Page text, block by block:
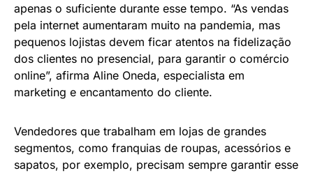
apenas o suficiente durante esse tempo. “As vendas
pela internet aumentaram muito na pandemia, mas
pequenos lojistas devem ficar atentos na fidelização
dos clientes no presencial, para garantir o comércio
online”, afirma Aline Oneda, especialista em
marketing e encantamento do cliente.
Vendedores que trabalham em lojas de grandes
segmentos, como franquias de roupas, acessórios e
sapatos, por exemplo, precisam sempre garantir esse